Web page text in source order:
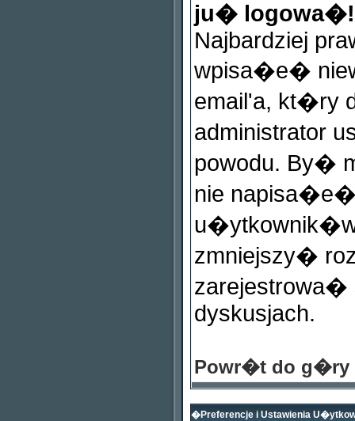
ju� logowa�!
Najbardziej
wpisa�e�
email'a, kt�ry
administrator
powodu. By�
nie
zmniejszy�
dyskusjach.
Powr�t do g�ry
�Preferencje i Ustawienia